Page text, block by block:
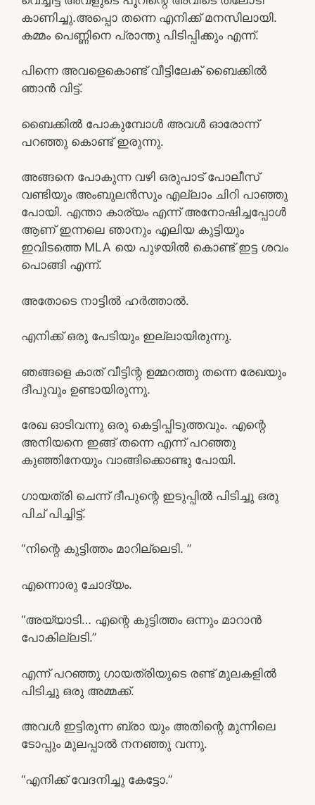
കാണിച്ചു.അപ്പൊ തന്നെ എനിക്ക് മനസിലായി.
കമ്മം പെണ്ണിനെ പ്രാന്തു പിടിപ്പിക്കും എന്ന്.
പിന്നെ അവളെകൊണ്ട് വീട്ടിലേക് ബൈക്കിൽ
ഞാൻ വിട്ട്.
ബൈക്കിൽ പോകുമ്പോൾ അവൾ ഓരോന്ന്
പറഞ്ഞു കൊണ്ട് ഇരുന്നു.
അങ്ങനെ പോകുന്ന വഴി ഒരുപാട് പോലീസ്
വണ്ടിയും അംബുലൻസും എല്ലാം ചിറി പാഞ്ഞു
പോയി. എന്താ കാര്യം എന്ന് അനോഷിച്ചപ്പോൾ
ആണ് ഇന്നലെ ഞാനും എലിയ കുട്ടിയും
ഇവിടത്തെ MLA യെ പുഴയിൽ കൊണ്ട് ഇട്ട ശവം
പൊങ്ങി എന്ന്.
അതോടെ നാട്ടിൽ ഹർത്താൽ.
എനിക്ക് ഒരു പേടിയും ഇല്ലായിരുന്നു.
ഞങ്ങളെ കാത് വീട്ടിന്റ ഉമ്മറത്തു തന്നെ രേഖയും
ദീപുവും ഉണ്ടായിരുന്നു.
രേഖ ഓടിവന്നു ഒരു കെട്ടിപ്പിടുത്തവും. എന്റെ
അനിയനെ ഇങ്ങ് തന്നെ എന്ന് പറഞ്ഞു
കുഞ്ഞിനേയും വാങ്ങിക്കൊണ്ടു പോയി.
ഗായത്രി ചെന്ന് ദീപുന്റെ ഇടുപ്പിൽ പിടിച്ചു ഒരു
പിച് പിച്ചിട്ട്.
“നിന്റെ കുട്ടിത്തം മാറില്ലെടി. ”
എന്നൊരു ചോദ്യം.
“അയ്യാടി… എന്റെ കുട്ടിത്തം ഒന്നും മാറാൻ
പോകില്ലടി.”
എന്ന് പറഞ്ഞു ഗായത്രിയുടെ രണ്ട് മുലകളിൽ
പിടിച്ചു ഒരു അമ്മക്ക്.
അവൾ ഇട്ടിരുന്ന ബ്രാ യും അതിന്റെ മുന്നിലെ
ടോപ്പും മുലപ്പാൽ നനഞ്ഞു വന്നു.
“എനിക്ക് വേദനിച്ചു കേട്ടോ.”